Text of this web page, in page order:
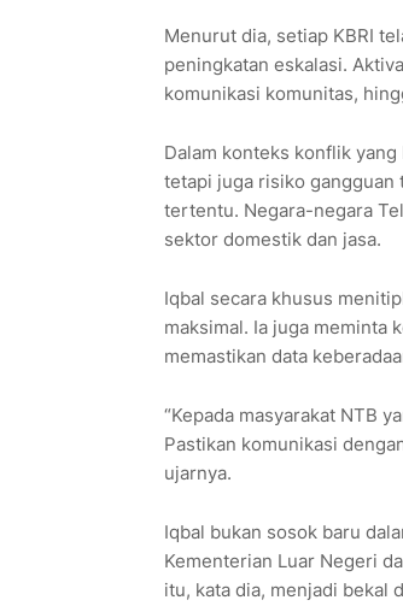
Menurut dia, setiap KBRI
peningkatan eskalasi.
komunikasi komunitas,
Dalam konteks konflik
tetapi juga risiko gangguan
tertentu. Negara-negara
sektor domestik dan jasa.
Iqbal secara khusus
maksimal. Ia juga meminta
memastikan data
“Kepada masyarakat NTB
Pastikan komunikasi
ujarnya.
Iqbal bukan sosok baru
Kementerian Luar Negeri
itu, kata dia, menjadi bekal